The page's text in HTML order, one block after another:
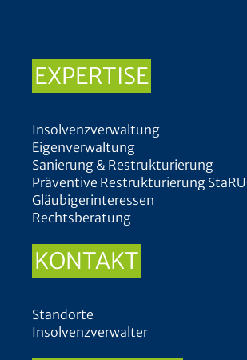
EXPERTISE
Insolvenzverwaltung
Eigenverwaltung
Sanierung & Restrukturierung
Präventive Restrukturierung
Gläubigerinteressen
Rechtsberatung
KONTAKT
Standorte
Insolvenzverwalter